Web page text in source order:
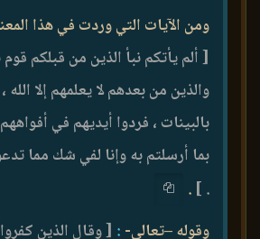
ومن الآيات التي وردت في هذا
[ ألم يأتكم نبأ الذين من قبلكم
والذين من بعدهم لا يعلمهم إلا
بالبينات ، فردوا أيديهم في أفواههم
بما أرسلتم به وإنا لفي شك مما
. ]
.
وقوله –تعالى- : [ وقال الذين